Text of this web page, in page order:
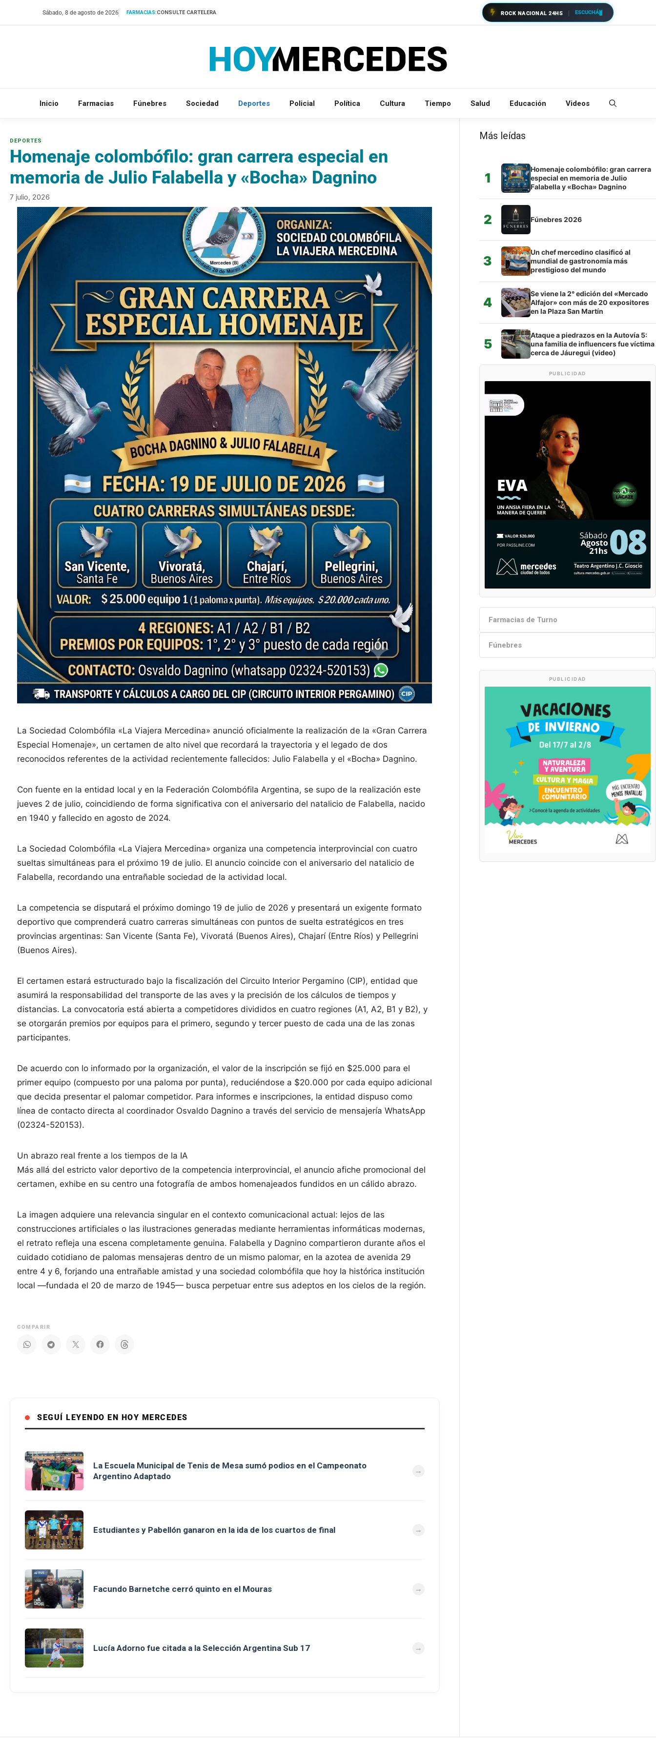
Sábado, 8 de agosto de 2026 FARMACIAS:CONSULTE CARTELERA ROCK NACIONAL 24HS ESCUCHÁ
Inicio Farmacias Fúnebres Sociedad Deportes Policial Política Cultura Tiempo Salud Educación Videos
Homenaje colombófilo: gran carrera especial en
memoria de Julio Falabella y «Bocha» Dagnino
7 julio, 2026
La Sociedad Colombófila «La Viajera Mercedina» anunció oficialmente la realización de la «Gran Carrera
Especial Homenaje», un certamen de alto nivel que recordará la trayectoria y el legado de dos
reconocidos referentes de la actividad recientemente fallecidos: Julio Falabella y el «Bocha» Dagnino.
Con fuente en la entidad local y en la Federación Colombófila Argentina, se supo de la realización este
jueves 2 de julio, coincidiendo de forma significativa con el aniversario del natalicio de Falabella, nacido
en 1940 y fallecido en agosto de 2024.
La Sociedad Colombófila «La Viajera Mercedina» organiza una competencia interprovincial con cuatro
sueltas simultáneas para el próximo 19 de julio. El anuncio coincide con el aniversario del natalicio de
Falabella, recordando una entrañable sociedad de la actividad local.
La competencia se disputará el próximo domingo 19 de julio de 2026 y presentará un exigente formato
deportivo que comprenderá cuatro carreras simultáneas con puntos de suelta estratégicos en tres
provincias argentinas: San Vicente (Santa Fe), Vivoratá (Buenos Aires), Chajarí (Entre Ríos) y Pellegrini
(Buenos Aires).
El certamen estará estructurado bajo la fiscalización del Circuito Interior Pergamino (CIP), entidad que
asumirá la responsabilidad del transporte de las aves y la precisión de los cálculos de tiempos y
distancias. La convocatoria está abierta a competidores divididos en cuatro regiones (A1, A2, B1 y B2), y
se otorgarán premios por equipos para el primero, segundo y tercer puesto de cada una de las zonas
participantes.
De acuerdo con lo informado por la organización, el valor de la inscripción se fijó en $25.000 para el
primer equipo (compuesto por una paloma por punta), reduciéndose a $20.000 por cada equipo adicional
que decida presentar el palomar competidor. Para informes e inscripciones, la entidad dispuso como
línea de contacto directa al coordinador Osvaldo Dagnino a través del servicio de mensajería WhatsApp
(02324-520153).
Un abrazo real frente a los tiempos de la IA
Más allá del estricto valor deportivo de la competencia interprovincial, el anuncio afiche promocional del
certamen, exhibe en su centro una fotografía de ambos homenajeados fundidos en un cálido abrazo.
La imagen adquiere una relevancia singular en el contexto comunicacional actual: lejos de las
construcciones artificiales o las ilustraciones generadas mediante herramientas informáticas modernas,
el retrato refleja una escena completamente genuina. Falabella y Dagnino compartieron durante años el
cuidado cotidiano de palomas mensajeras dentro de un mismo palomar, en la azotea de avenida 29
entre 4 y 6, forjando una entrañable amistad y una sociedad colombófila que hoy la histórica institución
local —fundada el 20 de marzo de 1945— busca perpetuar entre sus adeptos en los cielos de la región.
COMPARIR
SEGUÍ LEYENDO EN HOY MERCEDES
La Escuela Municipal de Tenis de Mesa sumó podios en el Campeonato
Argentino Adaptado
Estudiantes y Pabellón ganaron en la ida de los cuartos de final
Facundo Barnetche cerró quinto en el Mouras
Lucía Adorno fue citada a la Selección Argentina Sub 17
Más leídas
1
Homenaje colombófilo: gran carrera
especial en memoria de Julio
Falabella y «Bocha» Dagnino
2 Fúnebres 2026
3
Un chef mercedino clasificó al
mundial de gastronomía más
prestigioso del mundo
4
Se viene la 2° edición del «Mercado
Alfajor» con más de 20 expositores
en la Plaza San Martín
5
Ataque a piedrazos en la Autovía 5:
una familia de influencers fue víctima
cerca de Jáuregui (video)
PUBLICIDAD
Farmacias de Turno
Fúnebres
PUBLICIDAD